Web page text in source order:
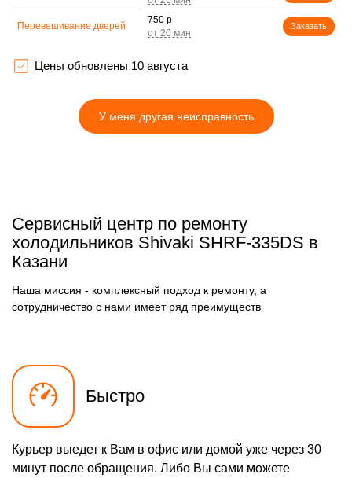
Перевешивание дверей
750 р
Заказать
трубопровода
морозильного отделения
Прочистка дренажной
890 р
Замена фильтра
осушителя
500 р
Замена электросхемы
590 р
Замена нагревателя
оттайки
500 р
Цены обновлены 10 августа
У меня другая неисправность
Сервисный центр по ремонту
холодильников Shivaki SHRF-335DS в
Казани
Наша миссия - комплексный подход к ремонту, а
сотрудничество с нами имеет ряд преимуществ
Быстро
Курьер выедет к Вам в офис или домой уже через 30
минут после обращения. Либо Вы сами можете